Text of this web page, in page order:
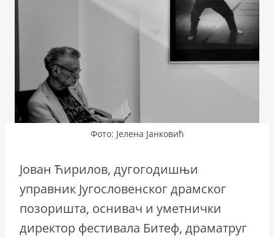
Фото: Јелена Јанковић
Јован Ћирилов, дугогодишњи
управник Југословенског драмског
позоришта, оснивач и уметнички
директор фестивала Битеф, драматруг